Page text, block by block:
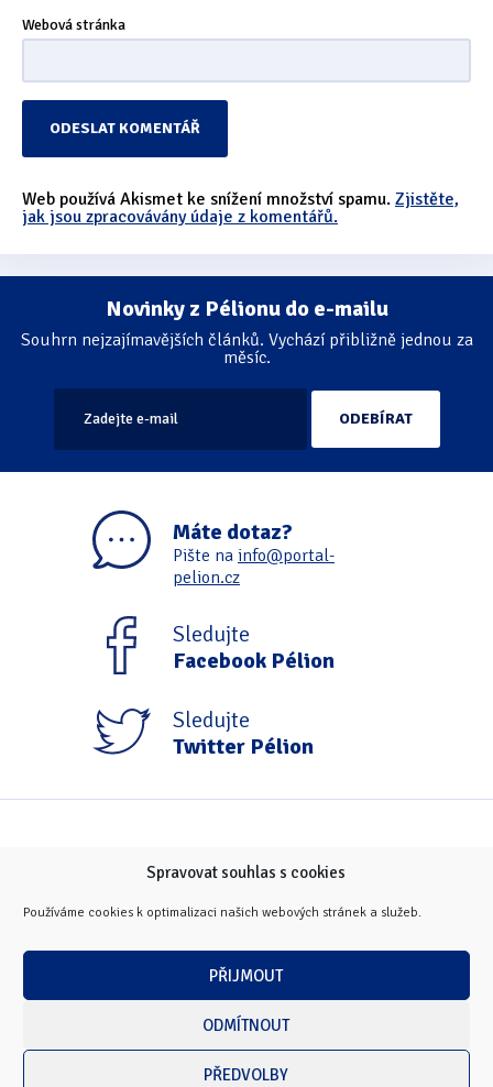
Spravovat souhlas s cookies
Používáme cookies k optimalizaci našich webových stránek a služeb.
PŘIJMOUT
ODMÍTNOUT
PŘEDVOLBY
Webová stránka
Web používá Akismet ke snížení množství spamu. Zjistěte,
jak jsou zpracovávány údaje z komentářů.
Novinky z Pélionu do e-mailu
Souhrn nejzajímavějších článků. Vychází přibližně jednou za
měsíc.
Máte dotaz?
Pište na info@portal-
pelion.cz
Sledujte
Facebook Pélion
Sledujte
Twitter Pélion